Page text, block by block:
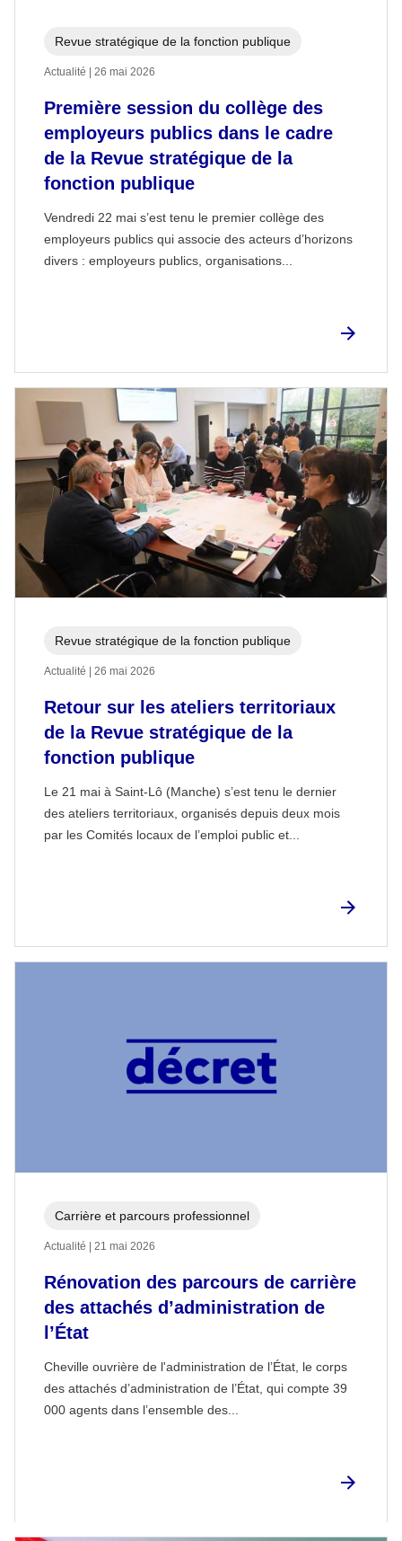
Première session du collège des
employeurs publics dans le cadre
de la Revue stratégique de la
fonction publique
Vendredi 22 mai s’est tenu le premier collège des
employeurs publics qui associe des acteurs d’horizons
divers : employeurs publics, organisations...
Revue stratégique de la fonction publique
Actualité | 26 mai 2026
Retour sur les ateliers territoriaux
de la Revue stratégique de la
fonction publique
Le 21 mai à Saint-Lô (Manche) s’est tenu le dernier
des ateliers territoriaux, organisés depuis deux mois
par les Comités locaux de l’emploi public et...
Revue stratégique de la fonction publique
Actualité | 26 mai 2026
Rénovation des parcours de carrière
des attachés d’administration de
l’État
Cheville ouvrière de l'administration de l’État, le corps
des attachés d’administration de l’État, qui compte 39
000 agents dans l’ensemble des...
Carrière et parcours professionnel
Actualité | 21 mai 2026